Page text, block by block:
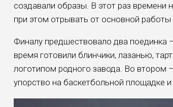
создавали образы. В этот раз времени
при этом отрывать от основной работы
Финалу предшествовало два поединка
время готовили блинчики, лазанью,
логотипом родного завода. Во втором
упорство на баскетбольной площадке